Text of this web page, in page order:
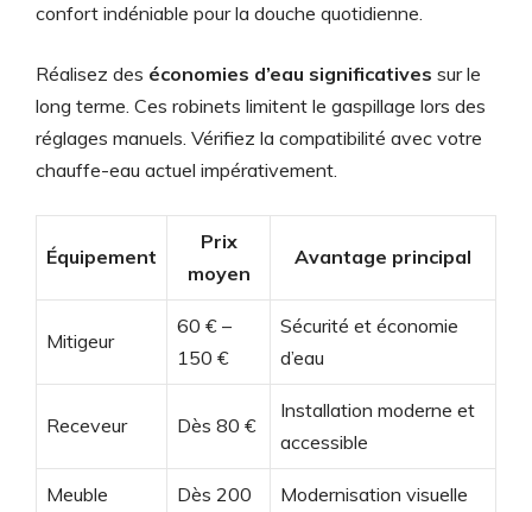
confort indéniable pour la douche quotidienne.
Réalisez des économies d’eau significatives sur le
long terme. Ces robinets limitent le gaspillage lors des
réglages manuels. Vérifiez la compatibilité avec votre
chauffe-eau actuel impérativement.
Équipement
Prix
moyen
Avantage principal
Mitigeur
60 € –
150 €
Sécurité et économie
d’eau
Receveur Dès 80 €
Installation moderne et
accessible
Meuble
Dès 200
Modernisation visuelle